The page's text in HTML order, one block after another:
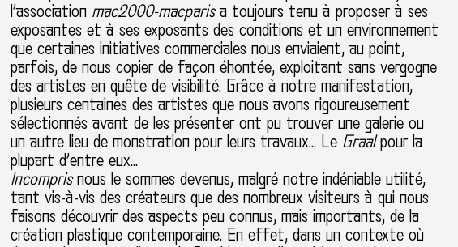
l’association mac2000-macparisa toujours tenu à proposer à ses
exposantes et à ses exposants des conditions et un environnement
que certaines initiatives commerciales nous enviaient, au point,
parfois, de nous copier de façon éhontée, exploitant sans vergogne
des artistes en quête de visibilité. Grâce à notre manifestation,
plusieurs centaines des artistes que nous avons rigoureusement
sélectionnés avant de les présenter ont pu trouver une galerie ou
un autre lieu de monstration pour leurs travaux… Le Graalpour la
plupart d’entre eux…
Incomprisnous le sommes devenus, malgré notre indéniable utilité,
tant vis-à-vis des créateurs que des nombreux visiteurs à qui nous
faisons découvrir des aspects peu connus, mais importants, de la
création plastique contemporaine. En effet, dans un contexte où